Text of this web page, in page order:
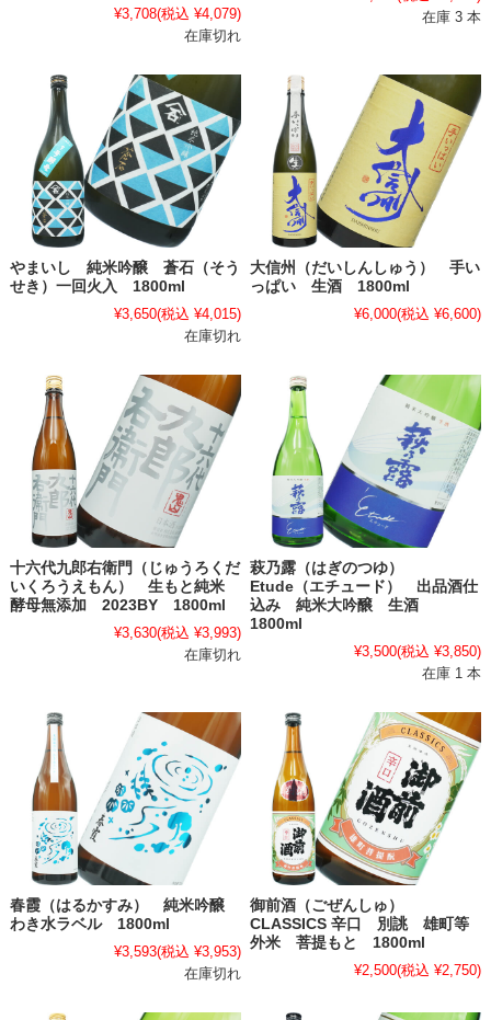
¥3,708(税込 ¥4,079)
在庫切れ
在庫 3 本
やまいし 純米吟醸 蒼石（そう
せき）一回火入 1800ml
¥3,650(税込 ¥4,015)
在庫切れ
大信州（だいしんしゅう） 手い
っぱい 生酒 1800ml
¥6,000(税込 ¥6,600)
十六代九郎右衛門（じゅうろくだ
いくろうえもん） 生もと純米
酵母無添加 2023BY 1800ml
¥3,630(税込 ¥3,993)
在庫切れ
萩乃露（はぎのつゆ）
Etude（エチュード） 出品酒仕
込み 純米大吟醸 生酒
1800ml
¥3,500(税込 ¥3,850)
在庫 1 本
春霞（はるかすみ） 純米吟醸
わき水ラベル 1800ml
¥3,593(税込 ¥3,953)
在庫切れ
御前酒（ごぜんしゅ）
CLASSICS 辛口 別誂 雄町等
外米 菩提もと 1800ml
¥2,500(税込 ¥2,750)